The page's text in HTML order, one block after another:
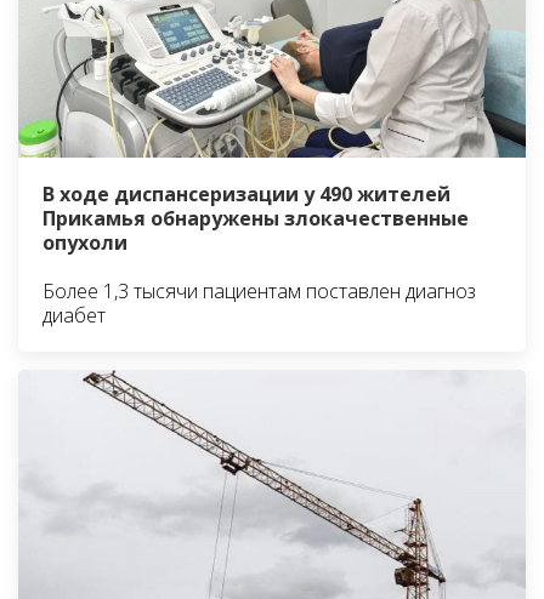
В ходе диспансеризации у 490 жителей
Прикамья обнаружены злокачественные
опухоли
Более 1,3 тысячи пациентам поставлен диагноз
диабет